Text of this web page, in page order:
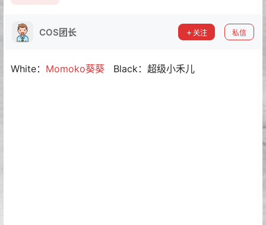
COS团长 关注 私信
White： Momoko葵葵 Black：超级小禾儿